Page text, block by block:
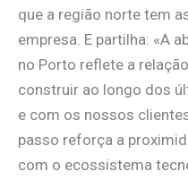
que a região norte tem
empresa. E partilha: «A
no Porto reflete a
construir ao longo dos
e com os nossos
passo reforça a
com o ecossistema